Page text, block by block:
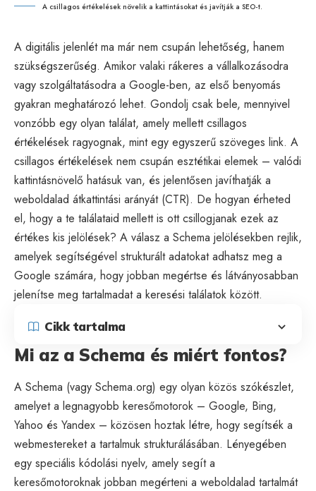
A csillagos értékelések növelik a kattintásokat és javítják a SEO-t.
A digitális jelenlét ma már nem csupán lehetőség, hanem
szükségszerűség. Amikor valaki rákeres a vállalkozásodra
vagy szolgáltatásodra a Google-ben, az első benyomás
gyakran meghatározó lehet. Gondolj csak bele, mennyivel
vonzóbb egy olyan találat, amely mellett csillagos
értékelések ragyognak, mint egy egyszerű szöveges link. A
csillagos értékelések nem csupán esztétikai elemek – valódi
kattintásnövelő hatásuk van, és jelentősen javíthatják a
weboldalad átkattintási arányát (CTR). De hogyan érheted
el, hogy a te találataid mellett is ott csillogjanak ezek az
értékes kis jelölések? A válasz a Schema jelölésekben rejlik,
amelyek segítségével strukturált adatokat adhatsz meg a
Google számára, hogy jobban megértse és látványosabban
jelenítse meg tartalmadat a keresési találatok között.
Cikk tartalma
Mi az a Schema és miért fontos?
A Schema (vagy Schema.org) egy olyan közös szókészlet,
amelyet a legnagyobb keresőmotorok – Google, Bing,
Yahoo és Yandex – közösen hoztak létre, hogy segítsék a
webmestereket a tartalmuk strukturálásában. Lényegében
egy speciális kódolási nyelv, amely segít a
keresőmotoroknak jobban megérteni a weboldalad tartalmát